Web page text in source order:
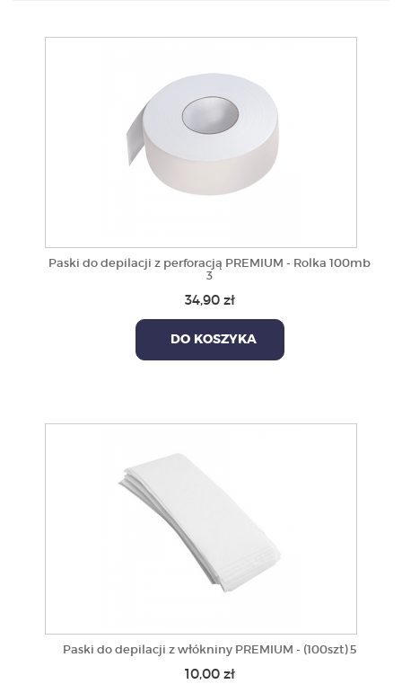
PRODUKTY
POLECAMY
Paski do depilacji z perforacją PREMIUM - Rolka 100mb
3
34,90 zł
DO KOSZYKA
Paski do depilacji z włókniny PREMIUM - (100szt) 5
10,00 zł